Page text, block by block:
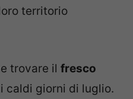
territorio
trovare il fresco
caldi giorni di luglio.